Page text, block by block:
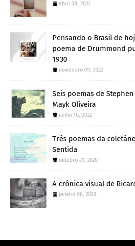
abril 08, 2022
Pensando o Brasil de
poema de Drummond
1930
novembro 09, 2022
Seis poemas de
Mayk Oliveira
junho 10, 2022
Três poemas da
Sentida
outubro 31, 2020
A crônica visual de
janeiro 06, 2020